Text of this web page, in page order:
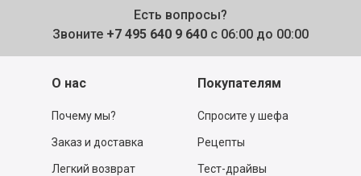
Есть вопросы?
Звоните +7 495 640 9 640 с 06:00 до 00:00
О нас
Почему мы?
Заказ и доставка
Легкий возврат
Покупателям
Спросите у шефа
Рецепты
Тест-драйвы